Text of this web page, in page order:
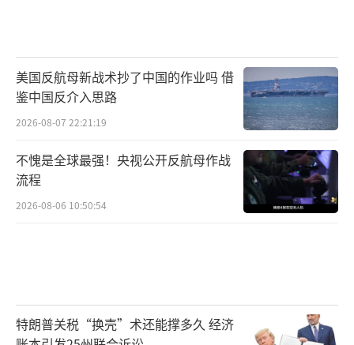
美国反航母新战术抄了中国的作业吗 借
鉴中国反介入思路
2026-08-07 22:21:19
不愧是全球最强！央视公开反航母作战
流程
2026-08-06 10:50:54
特朗普关税“换壳”术还能撑多久 经济